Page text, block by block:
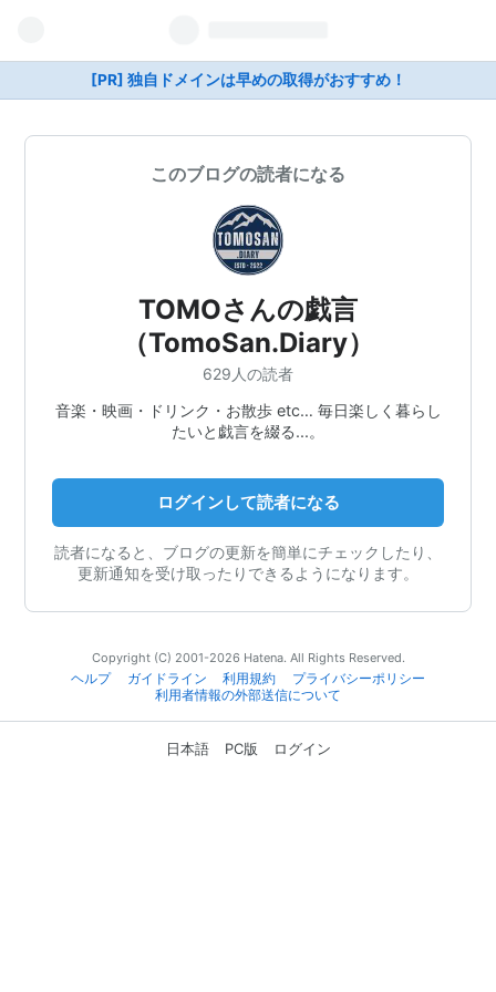
[PR] 独自ドメインは早めの取得がおすすめ！
このブログの読者になる
TOMOさんの戯言
（TomoSan.Diary）
629人の読者
音楽・映画・ドリンク・お散歩 etc… 毎日楽しく暮らし
たいと戯言を綴る...。
ログインして読者になる
読者になると、ブログの更新を簡単にチェックしたり、
更新通知を受け取ったりできるようになります。
Copyright (C) 2001-2026 Hatena. All Rights Reserved.
ヘルプ
ガイドライン 利用規約
プライバシーポリシー
利用者情報の外部送信について
日本語 PC版 ログイン